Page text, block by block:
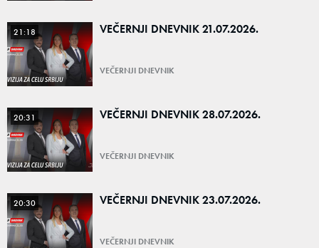
21:18 VEČERNJI DNEVNIK 21.07.2026.
VEČERNJI DNEVNIK
20:31 VEČERNJI DNEVNIK 28.07.2026.
VEČERNJI DNEVNIK
20:30 VEČERNJI DNEVNIK 23.07.2026.
VEČERNJI DNEVNIK